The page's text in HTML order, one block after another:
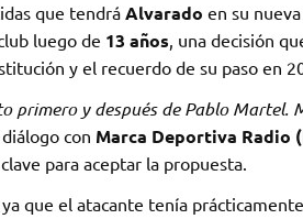
que tendrá Alvarado en su
luego de 13 años, una decisión
y el recuerdo de su paso en
primero y después de Pablo Martel.
con Marca Deportiva Radio
para aceptar la propuesta.
que el atacante tenía